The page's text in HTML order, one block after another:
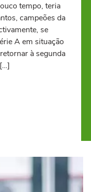
tempo, teria
campeões da
se
A em situação
à segunda